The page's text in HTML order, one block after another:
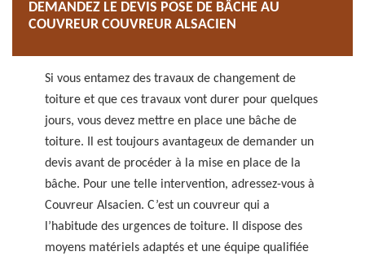
DEMANDEZ LE DEVIS POSE DE BÂCHE AU
COUVREUR COUVREUR ALSACIEN
Si vous entamez des travaux de changement de
toiture et que ces travaux vont durer pour quelques
jours, vous devez mettre en place une bâche de
toiture. Il est toujours avantageux de demander un
devis avant de procéder à la mise en place de la
bâche. Pour une telle intervention, adressez-vous à
Couvreur Alsacien. C’est un couvreur qui a
l’habitude des urgences de toiture. Il dispose des
moyens matériels adaptés et une équipe qualifiée